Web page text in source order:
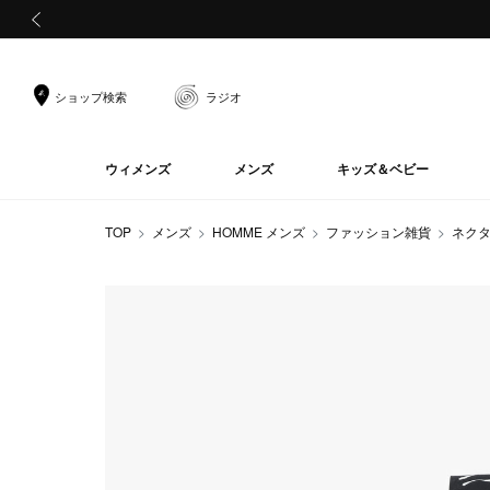
ショップ検索 ラジオ
ウィメンズ メンズ キッズ＆ベビー
TOP メンズ HOMME メンズ ファッション雑貨 ネク